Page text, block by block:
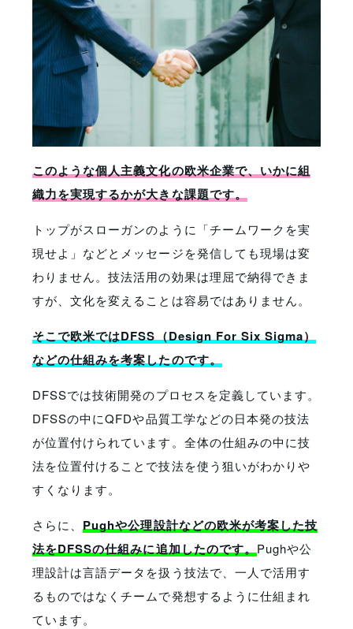
このような個人主義文化の欧米企業で、いかに組
織力を実現するかが大きな課題です。
トップがスローガンのように「チームワークを実
現せよ」などとメッセージを発信しても現場は変
わりません。技法活用の効果は理屈で納得できま
すが、文化を変えることは容易ではありません。
そこで欧米ではDFSS（Design For Six Sigma）
などの仕組みを考案したのです。
DFSSでは技術開発のプロセスを定義しています。
DFSSの中にQFDや品質工学などの日本発の技法
が位置付けられています。全体の仕組みの中に技
法を位置付けることで技法を使う狙いがわかりや
すくなります。
さらに、Pughや公理設計などの欧米が考案した技
法をDFSSの仕組みに追加したのです。Pughや公
理設計は言語データを扱う技法で、一人で活用す
るものではなくチームで発想するように仕組まれ
ています。